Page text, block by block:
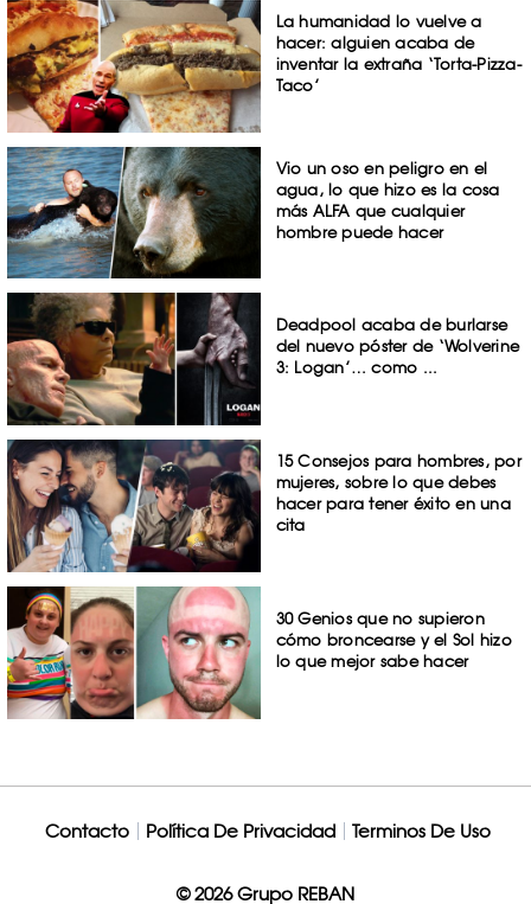
La humanidad lo vuelve a
hacer: alguien acaba de
inventar la extraña ‘Torta-Pizza-
Taco’
Vio un oso en peligro en el
agua, lo que hizo es la cosa
más ALFA que cualquier
hombre puede hacer
Deadpool acaba de burlarse
del nuevo póster de ‘Wolverine
3: Logan’… como ...
15 Consejos para hombres, por
mujeres, sobre lo que debes
hacer para tener éxito en una
cita
30 Genios que no supieron
cómo broncearse y el Sol hizo
lo que mejor sabe hacer
Contacto Política De Privacidad Terminos De Uso
© 2026 Grupo REBAN